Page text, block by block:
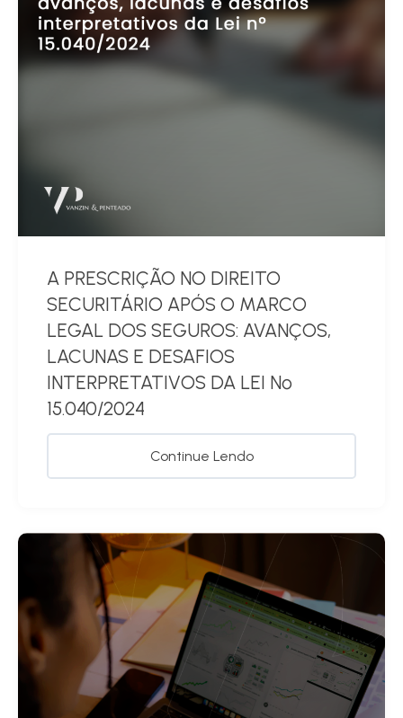
A PRESCRIÇÃO NO DIREITO
SECURITÁRIO APÓS O MARCO
LEGAL DOS SEGUROS: AVANÇOS,
LACUNAS E DESAFIOS
INTERPRETATIVOS DA LEI Nº
15.040/2024
Continue Lendo